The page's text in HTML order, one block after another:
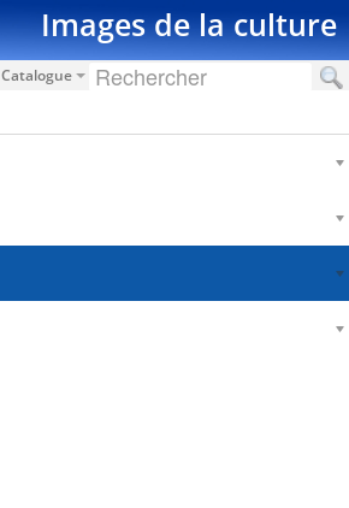
Images de la culture
Catalogue